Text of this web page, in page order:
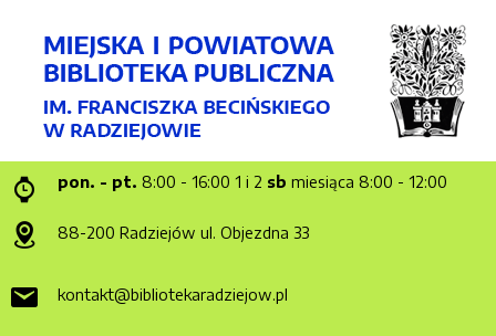
pon. - pt. 8:00 - 16:00 1 i 2 sb miesiąca 8:00 - 12:00
88-200 Radziejów ul. Objezdna 33
kontakt@bibliotekaradziejow.pl